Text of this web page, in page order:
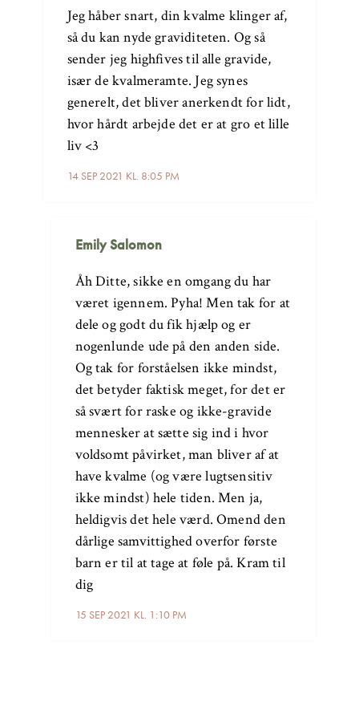
14 SEP 2021 KL. 8:05 PM
Jeg håber snart, din kvalme klinger af,
så du kan nyde graviditeten. Og så
sender jeg highfives til alle gravide,
især de kvalmeramte. Jeg synes
generelt, det bliver anerkendt for lidt,
hvor hårdt arbejde det er at gro et lille
liv <3
Emily Salomon
15 SEP 2021 KL. 1:10 PM
Åh Ditte, sikke en omgang du har
været igennem. Pyha! Men tak for at
dele og godt du fik hjælp og er
nogenlunde ude på den anden side.
Og tak for forståelsen ikke mindst,
det betyder faktisk meget, for det er
så svært for raske og ikke-gravide
mennesker at sætte sig ind i hvor
voldsomt påvirket, man bliver af at
have kvalme (og være lugtsensitiv
ikke mindst) hele tiden. Men ja,
heldigvis det hele værd. Omend den
dårlige samvittighed overfor første
barn er til at tage at føle på. Kram til
dig